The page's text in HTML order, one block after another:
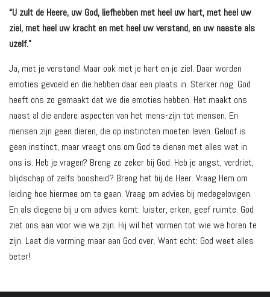
“U zult de Heere, uw God, liefhebben met heel uw hart, met heel uw
ziel, met heel uw kracht en met heel uw verstand, en uw naaste als
uzelf.”
Ja, met je verstand! Maar ook met je hart en je ziel. Daar worden
emoties gevoeld en die hebben daar een plaats in. Sterker nog: God
heeft ons zo gemaakt dat we die emoties hebben. Het maakt ons
naast al die andere aspecten van het mens-zijn tot mensen. En
mensen zijn geen dieren, die op instincten moeten leven. Geloof is
geen instinct, maar vraagt ons om God te dienen met alles wat in
ons is. Heb je vragen? Breng ze zeker bij God. Heb je angst, verdriet,
blijdschap of zelfs boosheid? Breng het bij de Heer. Vraag Hem om
leiding hoe hiermee om te gaan. Vraag om advies bij medegelovigen.
En als diegene bij u om advies komt: luister, erken, geef ruimte. God
ziet ons aan voor wie we zijn. Hij wil het vormen tot wie we horen te
zijn. Laat die vorming maar aan God over. Want echt: God weet alles
beter!